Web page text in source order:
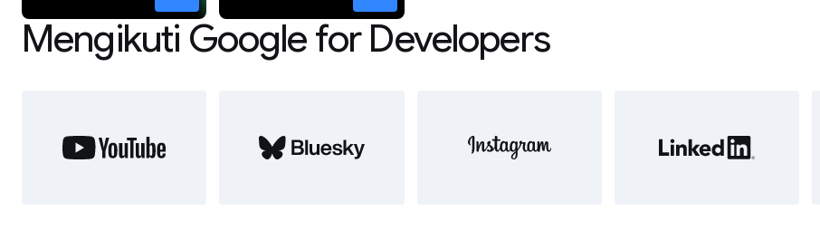
Mengikuti Google for Developers